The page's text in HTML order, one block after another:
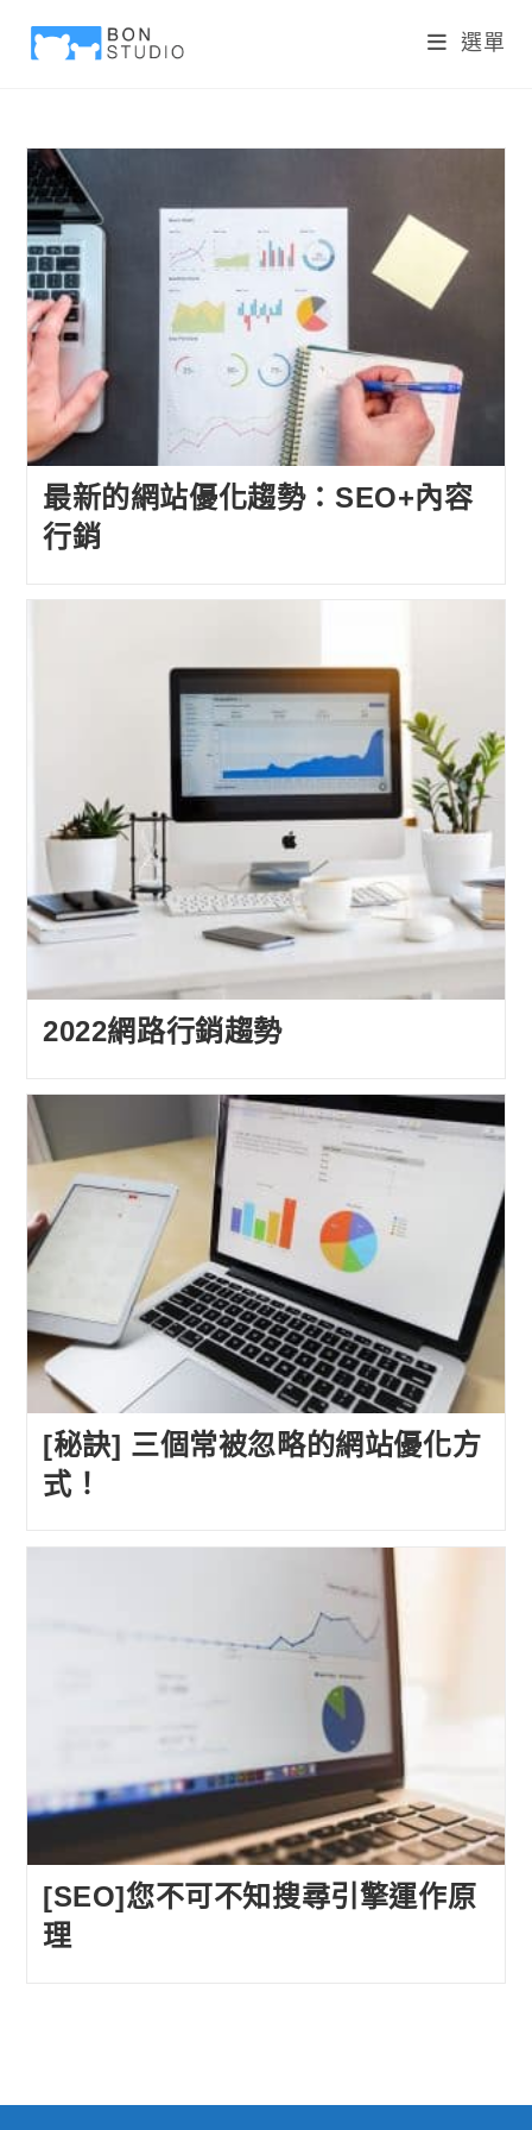
選單
最新的網站優化趨勢：SEO+內容
行銷
2022網路行銷趨勢
[秘訣] 三個常被忽略的網站優化方
式！
[SEO]您不可不知搜尋引擎運作原
理